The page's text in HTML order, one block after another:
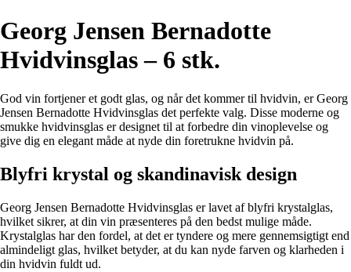
Georg Jensen Bernadotte
Hvidvinsglas – 6 stk.
God vin fortjener et godt glas, og når det kommer til hvidvin, er Georg
Jensen Bernadotte Hvidvinsglas det perfekte valg. Disse moderne og
smukke hvidvinsglas er designet til at forbedre din vinoplevelse og
give dig en elegant måde at nyde din foretrukne hvidvin på.
Blyfri krystal og skandinavisk design
Georg Jensen Bernadotte Hvidvinsglas er lavet af blyfri krystalglas,
hvilket sikrer, at din vin præsenteres på den bedst mulige måde.
Krystalglas har den fordel, at det er tyndere og mere gennemsigtigt end
almindeligt glas, hvilket betyder, at du kan nyde farven og klarheden i
din hvidvin fuldt ud.